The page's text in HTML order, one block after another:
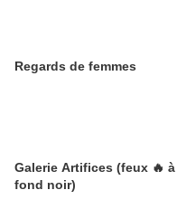
Regards de femmes
Galerie Artifices (feux 🔥
fond noir)